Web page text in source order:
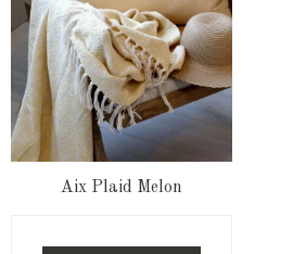
Aix Plaid Melon